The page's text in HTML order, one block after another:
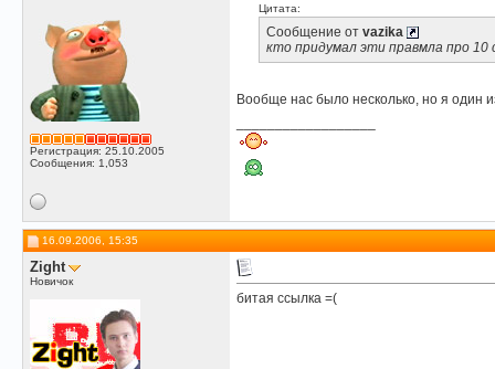
Регистрация: 25.10.2005
Сообщения: 1,053
Цитата:
Сообщение от vazika
кто придумал эти правмла про
Вообще нас было несколько, но я один
16.09.2006, 15:35
Zight
Новичок
битая ссылка =(